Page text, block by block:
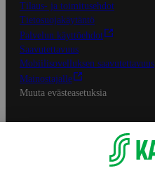
Tilaus- ja toimitusehdot
Tietosuojakäytäntö
Palvelun käyttöehdot
Saavutettavuus
Mobiilisovelluksen saavutettavuus
Mainostajalle
Muuta evästeasetuksia
S-ryhmän palvelut